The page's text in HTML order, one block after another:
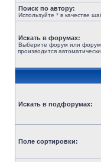
Поиск по автору:
Используйте * в качестве
Искать в форумах:
Выберите форум или
производится
Искать в подфорумах:
Поле сортировки: